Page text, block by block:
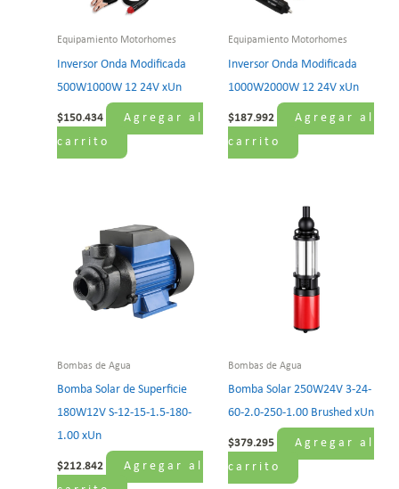
Equipamiento Motorhomes
Inversor Onda Modificada
500W1000W 12 24V xUn
$150.434
Agregar al
carrito
Equipamiento Motorhomes
Inversor Onda Modificada
1000W2000W 12 24V xUn
$187.992
Agregar al
carrito
Bombas de Agua
Bomba Solar de Superficie
180W12V S-12-15-1.5-180-
1.00 xUn
$212.842
Agregar al
Bombas de Agua
Bomba Solar 250W24V 3-24-
60-2.0-250-1.00 Brushed xUn
$379.295
Agregar al
carrito